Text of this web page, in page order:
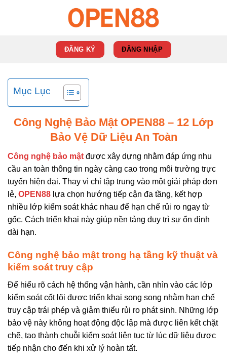
ĐĂNG KÝ ĐĂNG NHẬP
Mục Lục
Công Nghệ Bảo Mật OPEN88 – 12 Lớp
Bảo Vệ Dữ Liệu An Toàn
Công nghệ bảo mật được xây dựng nhằm đáp ứng nhu
cầu an toàn thông tin ngày càng cao trong môi trường trực
tuyến hiện đại. Thay vì chỉ tập trung vào một giải pháp đơn
lẻ, OPEN88 lựa chọn hướng tiếp cận đa tầng, kết hợp
nhiều lớp kiểm soát khác nhau để hạn chế rủi ro ngay từ
gốc. Cách triển khai này giúp nền tảng duy trì sự ổn định
dài hạn.
Công nghệ bảo mật trong hạ tầng kỹ thuật và
kiểm soát truy cập
Để hiểu rõ cách hệ thống vận hành, cần nhìn vào các lớp
kiểm soát cốt lõi được triển khai song song nhằm hạn chế
truy cập trái phép và giảm thiểu rủi ro phát sinh. Những lớp
bảo vệ này không hoạt động độc lập mà được liên kết chặt
chẽ, tạo thành chuỗi kiểm soát liên tục từ lúc dữ liệu được
tiếp nhận cho đến khi xử lý hoàn tất.